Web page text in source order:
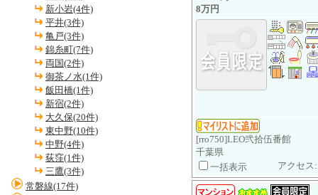
新小岩(4件)
平井(3件)
亀戸(3件)
錦糸町(7件)
両国(2件)
御茶ノ水(1件)
飯田橋(1件)
新宿(2件)
大久保(20件)
東中野(10件)
中野(4件)
荻窪(1件)
三鷹(3件)
常磐線(17件)
8万円
[rro750]LEO弐拾伍番館
千葉県
一括表示
アクセス